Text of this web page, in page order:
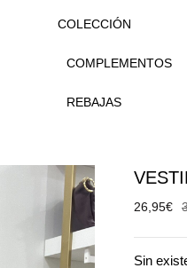
COLECCIÓN
COMPLEMENTOS
REBAJAS
26,95€
Sin